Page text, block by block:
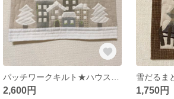
2,600円 1,750円